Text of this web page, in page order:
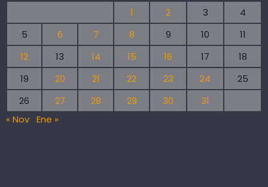
1
2 3
4
5
6 7 8 9 10
11
12
13 14 15 16 17
18
19
20 21 22 23 24
25
26
27 28 29 30
31
« Nov Ene »